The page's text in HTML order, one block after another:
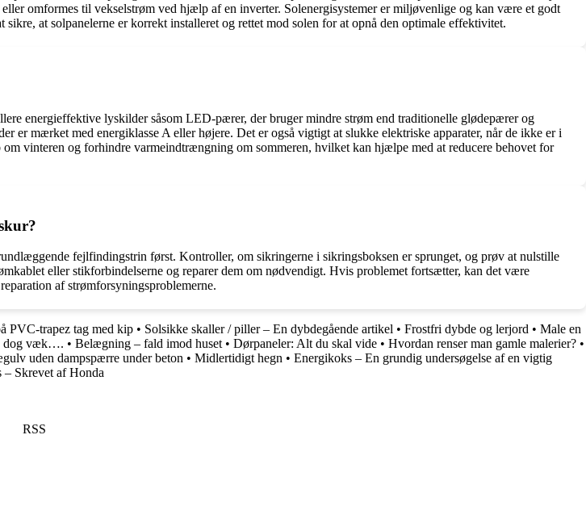
omformes til vekselstrøm ved hjælp af en inverter. Solenergisystemer er miljøvenlige og kan være et godt
at solpanelerne er korrekt installeret og rettet mod solen for at opnå den optimale effektivitet.
energieffektive lyskilder såsom LED-pærer, der bruger mindre strøm end traditionelle glødepærer og
er mærket med energiklasse A eller højere. Det er også vigtigt at slukke elektriske apparater, når de ikke er i
vinteren og forhindre varmeindtrængning om sommeren, hvilket kan hjælpe med at reducere behovet for
fejlfindingstrin først. Kontroller, om sikringerne i sikringsboksen er sprunget, og prøv at nulstille
eller stikforbindelserne og reparer dem om nødvendigt. Hvis problemet fortsætter, kan det være
af strømforsyningsproblemerne.
PVC-trapez tag med kip • Solsikke skaller / piller – En dybdegående artikel • Frostfri dybde og lerjord • Male en
dog væk…. • Belægning – fald imod huset • Dørpaneler: Alt du skal vide • Hvordan renser man gamle malerier? •
uden dampspærre under beton • Midlertidigt hegn • Energikoks – En grundig undersøgelse af en vigtig
– Skrevet af Honda
RSS